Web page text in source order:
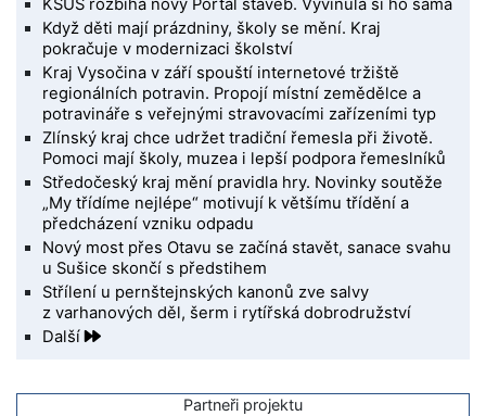
KSÚS rozbíhá nový Portál staveb. Vyvinula si ho sama
Když děti mají prázdniny, školy se mění. Kraj
pokračuje v modernizaci školství
Kraj Vysočina v září spouští internetové tržiště
regionálních potravin. Propojí místní zemědělce a
potravináře s veřejnými stravovacími zařízeními typ
Zlínský kraj chce udržet tradiční řemesla při životě.
Pomoci mají školy, muzea i lepší podpora řemeslníků
Středočeský kraj mění pravidla hry. Novinky soutěže
„My třídíme nejlépe“ motivují k většímu třídění a
předcházení vzniku odpadu
Nový most přes Otavu se začíná stavět, sanace svahu
u Sušice skončí s předstihem
Střílení u pernštejnských kanonů zve salvy
z varhanových děl, šerm i rytířská dobrodružství
Další
Partneři projektu